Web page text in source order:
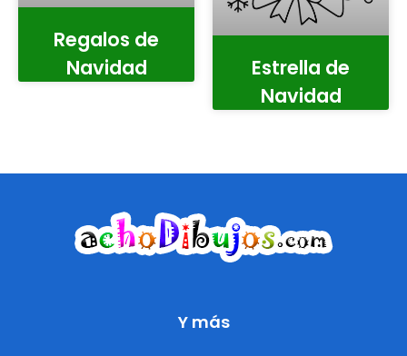
Regalos de
Navidad
Estrella de
Navidad
Y más